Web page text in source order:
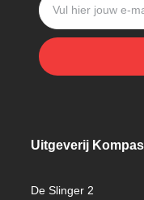
Uitgeverij Kompas
De Slinger 2